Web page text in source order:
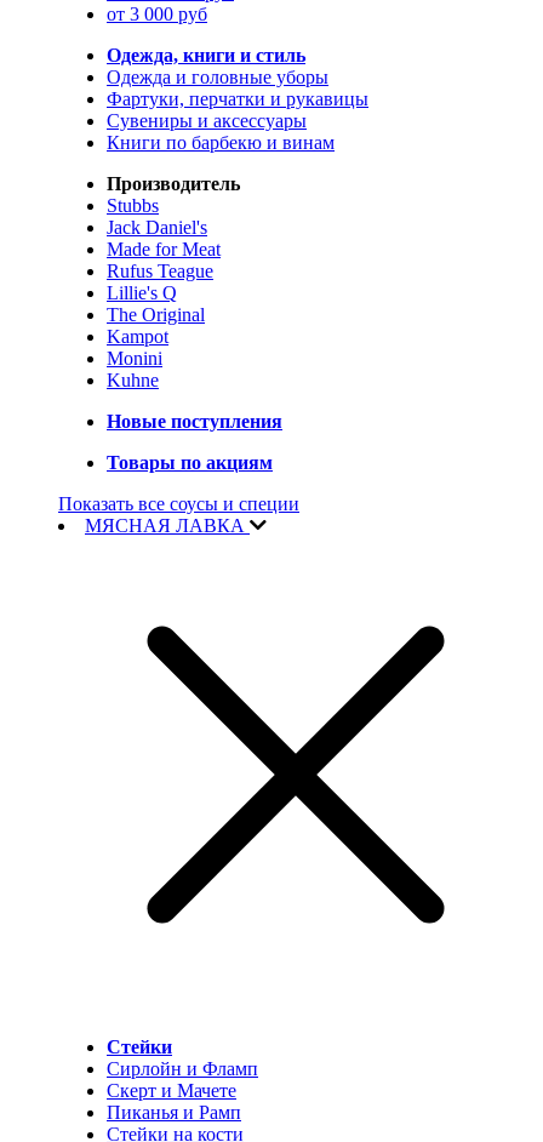
от 3 000 руб
Одежда, книги и стиль
Одежда и головные уборы
Фартуки, перчатки и рукавицы
Сувениры и аксессуары
Книги по барбекю и винам
Производитель
Stubbs
Jack Daniel's
Made for Meat
Rufus Teague
Lillie's Q
The Original
Kampot
Monini
Kuhne
Новые поступления
Товары по акциям
Показать все соусы и специи
МЯСНАЯ ЛАВКА
Стейки
Сирлойн и Фламп
Скерт и Мачете
Пиканья и Рамп
Стейки на кости